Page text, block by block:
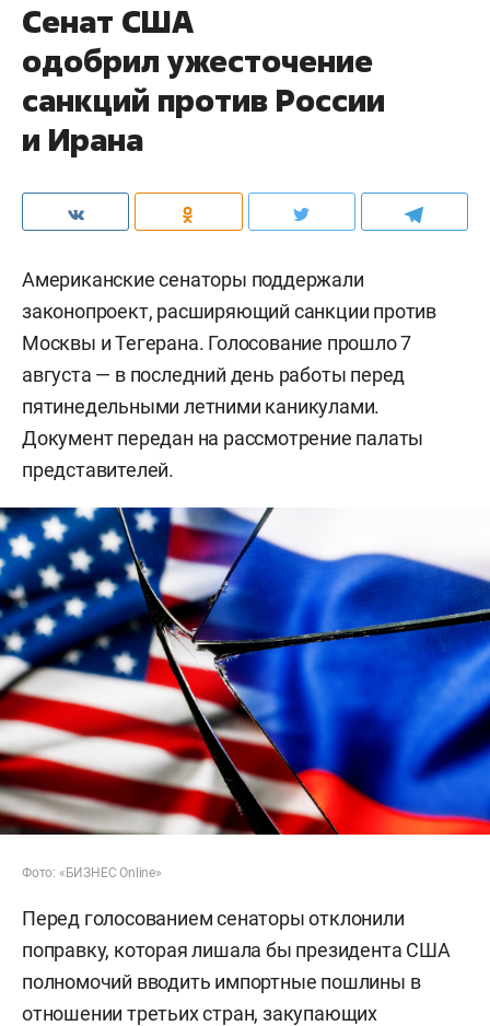
Сенат США
одобрил ужесточение
санкций против России
и Ирана
Американские сенаторы поддержали
законопроект, расширяющий санкции против
Москвы и Тегерана. Голосование прошло 7
августа — в последний день работы перед
пятинедельными летними каникулами.
Документ передан на рассмотрение палаты
представителей.
Фото: «БИЗНЕС Online»
Перед голосованием сенаторы отклонили
поправку, которая лишала бы президента США
полномочий вводить импортные пошлины в
отношении третьих стран, закупающих